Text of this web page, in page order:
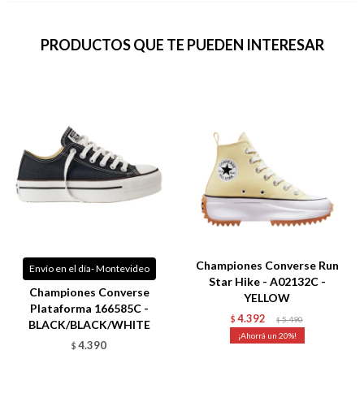
PRODUCTOS QUE TE PUEDEN INTERESAR
Envío en el día- Montevideo
Championes Converse
Plataforma 166585C -
BLACK/BLACK/WHITE
$ 4.390
Championes Converse Run
Star Hike - A02132C -
YELLOW
$ 4.392 $ 5.490
20